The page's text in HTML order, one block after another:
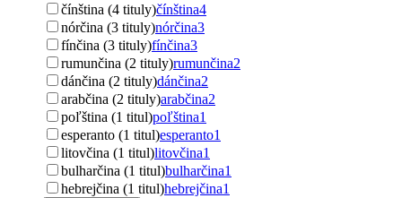
čínština (4 tituly)čínština4
nórčina (3 tituly)nórčina3
fínčina (3 tituly)fínčina3
rumunčina (2 tituly)rumunčina2
dánčina (2 tituly)dánčina2
arabčina (2 tituly)arabčina2
poľština (1 titul)poľština1
esperanto (1 titul)esperanto1
litovčina (1 titul)litovčina1
bulharčina (1 titul)bulharčina1
hebrejčina (1 titul)hebrejčina1